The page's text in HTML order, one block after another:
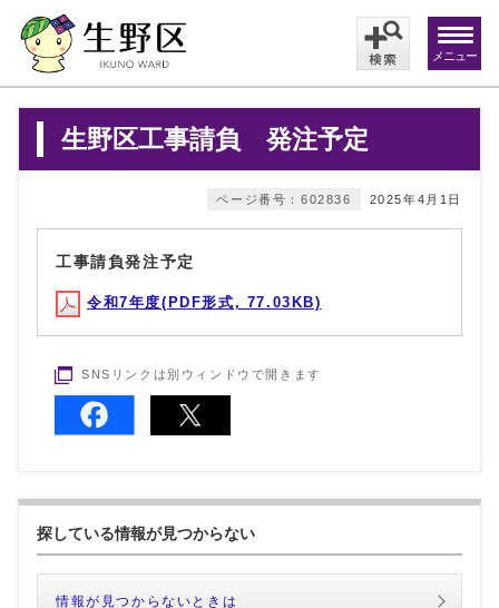
メニュー
生野区工事請負 発注予定
2025年4月1日
ページ番号：602836
工事請負発注予定
令和7年度(PDF形式, 77.03KB)
SNSリンクは別ウィンドウで開きます
探している情報が見つからない
情報が見つからないときは